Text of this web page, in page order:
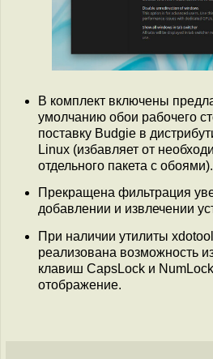
В комплект включены
умолчанию обои рабочего
поставку Budgie в
Linux (избавляет от
отдельного пакета с обоями).
Прекращена фильтрация
добавлении и извлечении
При наличии утилиты
реализована возможность
клавиш CapsLock и
отображение.